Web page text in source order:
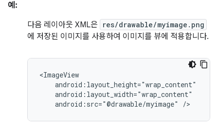
예:
다음 레이아웃 XML은
res/drawable/myimage.png
에 저장된 이미지를 사용하여 이미지를 뷰에 적용합니다.
android:src="@drawable/myimage"
/>